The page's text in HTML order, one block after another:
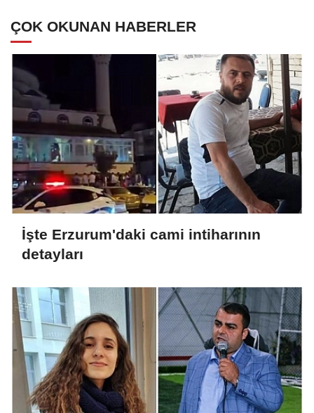
ÇOK OKUNAN HABERLER
İşte Erzurum'daki cami intiharının
detayları